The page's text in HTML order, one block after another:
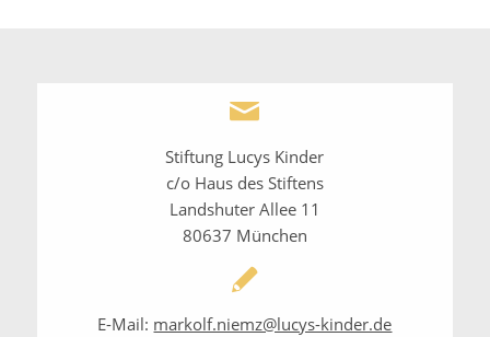
Stiftung Lucys Kinder
c/o Haus des Stiftens
Landshuter Allee 11
80637 München
E-Mail: markolf.niemz@lucys-kinder.de